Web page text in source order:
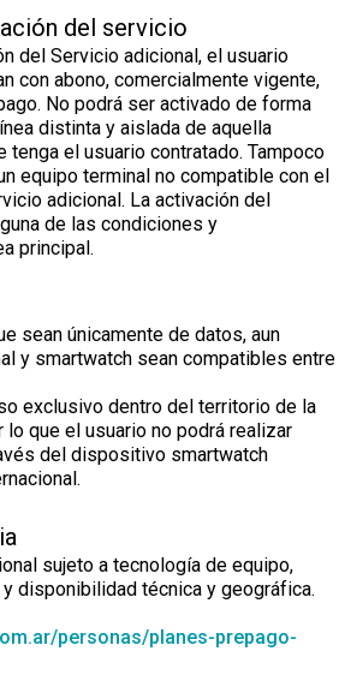
del servicio
del Servicio adicional, el usuario
con abono, comercialmente vigente,
No podrá ser activado de forma
distinta y aislada de aquella
tenga el usuario contratado. Tampoco
equipo terminal no compatible con el
adicional. La activación del
de las condiciones y
principal.
sean únicamente de datos, aun
y smartwatch sean compatibles entre
exclusivo dentro del territorio de la
lo que el usuario no podrá realizar
del dispositivo smartwatch
sujeto a tecnología de equipo,
y disponibilidad técnica y geográfica.
personas/planes-prepago-